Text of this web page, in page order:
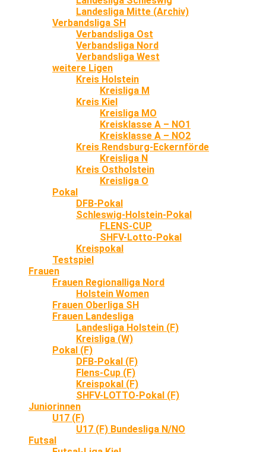
Landesliga Mitte (Archiv)
Verbandsliga SH
Verbandsliga Ost
Verbandsliga Nord
Verbandsliga West
weitere Ligen
Kreis Holstein
Kreisliga M
Kreis Kiel
Kreisliga MO
Kreisklasse A – NO1
Kreisklasse A – NO2
Kreis Rendsburg-Eckernförde
Kreisliga N
Kreis Ostholstein
Kreisliga O
Pokal
DFB-Pokal
Schleswig-Holstein-Pokal
FLENS-CUP
SHFV-Lotto-Pokal
Kreispokal
Testspiel
Frauen
Frauen Regionalliga Nord
Holstein Women
Frauen Oberliga SH
Frauen Landesliga
Landesliga Holstein (F)
Kreisliga (W)
Pokal (F)
DFB-Pokal (F)
Flens-Cup (F)
Kreispokal (F)
SHFV-LOTTO-Pokal (F)
Juniorinnen
U17 (F)
U17 (F) Bundesliga N/NO
Futsal